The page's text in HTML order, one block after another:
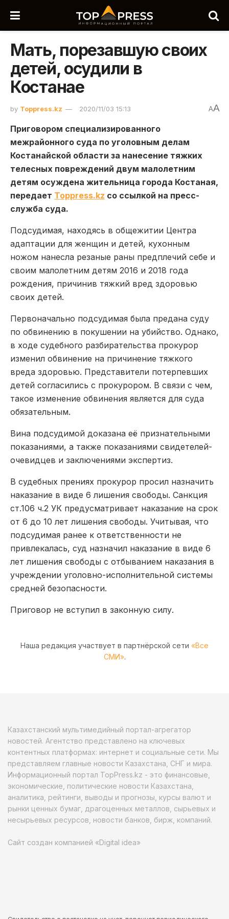
Мать, порезавшую своих
детей, осудили в
Костанае
by Toppress.kz 2020/11/03 15:13 AA
Приговором специализированного
межрайонного суда по уголовным делам
Костанайской области за нанесение тяжких
телесных повреждений двум малолетним
детям осуждена жительница города Костаная,
передает Toppress.kz со ссылкой на пресс-
служба суда.
Подсудимая, находясь в общежитии Центра
адаптации для женщин и детей, кухонным
ножом нанесла резаные раны предплечий себе и
своим малолетним детям 2016 и 2018 года
рождения, причинив тяжкий вред здоровью
своих детей.
Первоначально подсудимая была предана суду
по обвинению в покушении на убийство. Однако,
в ходе судебного разбирательства прокурор
изменил обвинение на причинение тяжкого
вреда здоровью. Представители потерпевших
детей согласились с прокурором. В связи с чем,
такое изменение обвинения является для суда
обязательным.
Вина подсудимой доказана её признательными
показаниями, а также показаниями свидетелей-
очевидцев и заключениями экспертиз.
В судебных прениях прокурор просил назначить
наказание в виде 6 лишения свободы. Санкция
ст.106 ч.2 УК предусматривает наказание на срок
от 6 до 10 лет лишения свободы. Учитывая, что
подсудимая ранее к ответственности не
привлекалась, суд назначил наказание в виде 6
лет лишения свободы с отбыванием наказания в
учреждении уголовно-исполнительной системы
средней безопасности.
Приговор не вступил в законную силу.
Наша редакция участвует в партнёрской сети «Все
СМИ».
Казахстанский мультимедийный портал-агрегатор
новостей. Агентство представлено на ключевых
контентных платформах: интернет и социальные сети. Мы
представляем главные новости Казахстана, СНГ и мира.
Информационный портал TopPress.kz - это финансовые,
экономические, политические новости Казахстана,
аналитика, рейтинги, выводы и прогнозы, курсы валют и
рынки ценных бумаг, драгоценных металлов, сырьевых и
несырьевых ресурсов, новости банков, бирж, компаний.
Сайт создан компанией «Digital idea»